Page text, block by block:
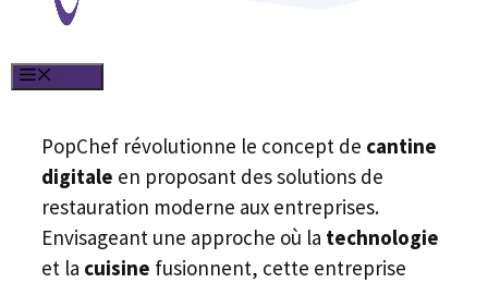
PopChef révolutionne le concept de cantine
digitale en proposant des solutions de
restauration moderne aux entreprises.
Envisageant une approche où la technologie
et la cuisine fusionnent, cette entreprise